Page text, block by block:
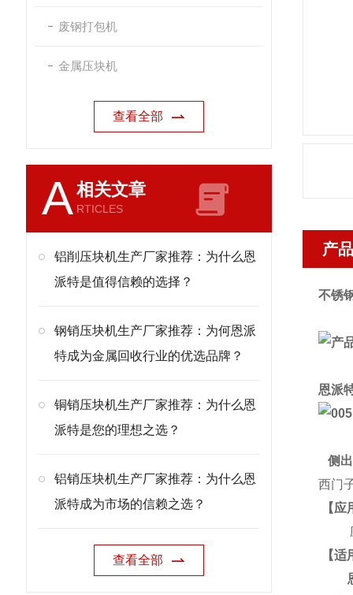
废钢打包机
金属压块机
查看全部
A相关文章
RTICLES
铝削压块机生产厂家推荐：为什么恩
派特是值得信赖的选择？
钢销压块机生产厂家推荐：为何恩派
特成为金属回收行业的优选品牌？
铜销压块机生产厂家推荐：为什么恩
派特是您的理想之选？
铝销压块机生产厂家推荐：为什么恩
派特成为市场的信赖之选？
查看全部
产
不锈
恩派
侧
西门
【应
应
【适